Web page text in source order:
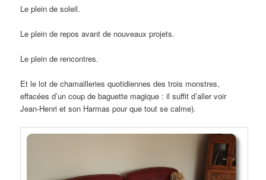
Le plein de soleil.
Le plein de repos avant de nouveaux projets.
Le plein de rencontres.
Et le lot de chamailleries quotidiennes des trois monstres,
effacées d’un coup de baguette magique : il suffit d’aller voir
Jean-Henri et son Harmas pour que tout se calme).